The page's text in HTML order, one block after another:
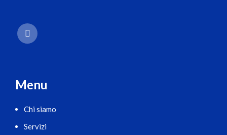
Menu
Chi siamo
Servizi